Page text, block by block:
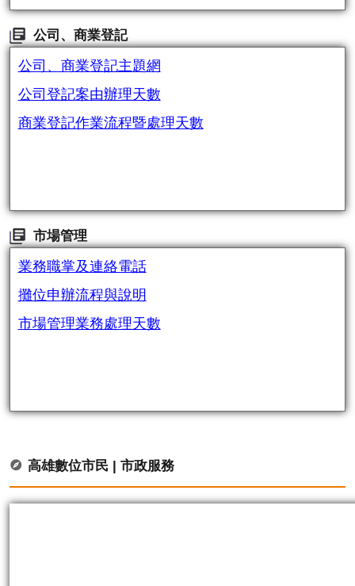
公司、商業登記
公司、商業登記主題網
公司登記案由辦理天數
商業登記作業流程暨處理天數
市場管理
業務職掌及連絡電話
攤位申辦流程與說明
市場管理業務處理天數
高雄數位市民 | 市政服務